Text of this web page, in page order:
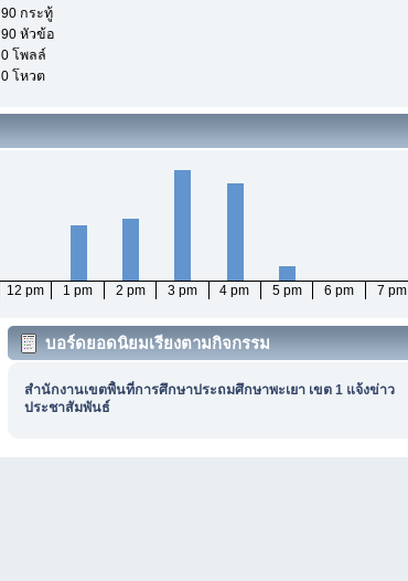
90 กระทู้
90 หัวข้อ
0 โพลล์
0 โหวต
12 pm 1 pm 2 pm 3 pm 4 pm 5 pm 6 pm 7 pm
บอร์ดยอดนิยมเรียงตามกิจกรรม
สำนักงานเขตพื้นที่การศึกษาประถมศึกษาพะเยา เขต 1 แจ้งข่าว
ประชาสัมพันธ์